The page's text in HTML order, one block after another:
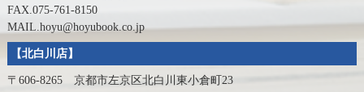
FAX.075-761-8150
MAIL.hoyu@hoyubook.co.jp
【北白川店】
〒606-8265 京都市左京区北白川東小倉町23